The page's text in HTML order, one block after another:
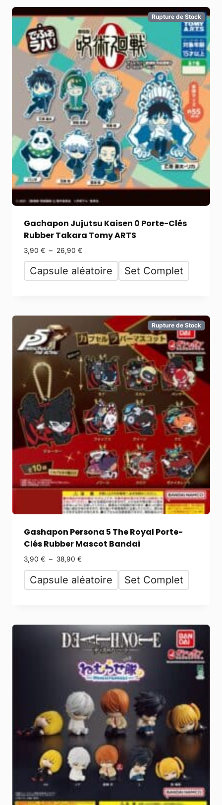
Rupture de Stock
Gachapon Jujutsu Kaisen 0 Porte-Clés
Rubber Takara Tomy ARTS
3,90 € – 26,90 €
Capsule aléatoire Set Complet
Rupture de Stock
Gashapon Persona 5 The Royal Porte-
Clés Rubber Mascot Bandai
3,90 € – 38,90 €
Capsule aléatoire Set Complet